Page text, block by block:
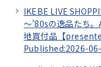
IKEBE LIVE
～’80sの逸品たち
地買付品【
Published:2026-